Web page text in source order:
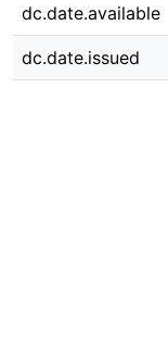
dc.date.available
dc.date.issued